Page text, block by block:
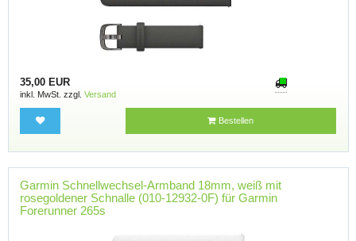
35,00 EUR
inkl. MwSt. zzgl. Versand
Bestellen
Garmin Schnellwechsel-Armband 18mm, weiß mit
rosegoldener Schnalle (010-12932-0F) für Garmin
Forerunner 265s